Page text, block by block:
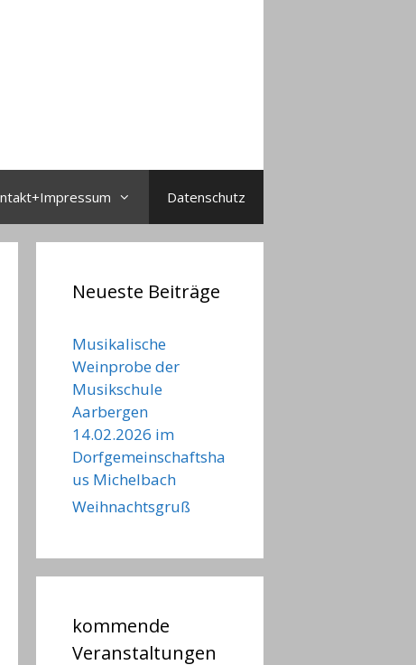
Datenschutz
Neueste Beiträge
Musikalische
Weinprobe der
Musikschule
Aarbergen
14.02.2026 im
Dorfgemeinschaftsha
us Michelbach
Weihnachtsgruß
kommende
Veranstaltungen